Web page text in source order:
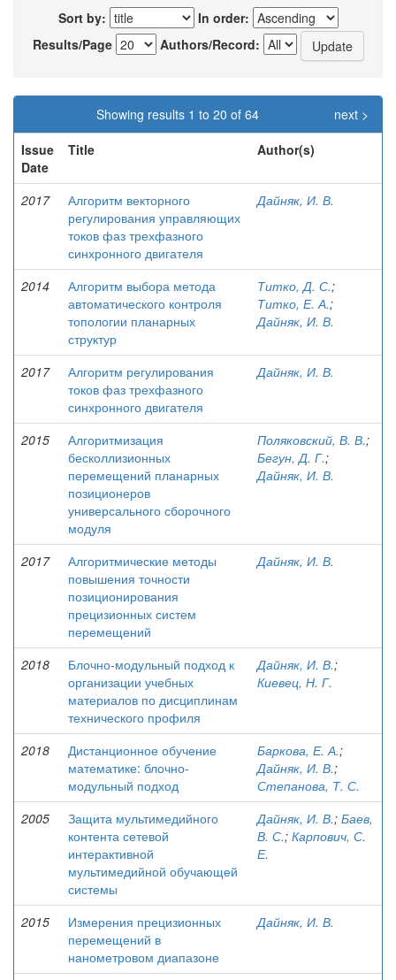
Sort by:
In order:
Results/Page
Authors/Record:
Showing results 1 to 20 of 64
next >
Issue
Date
Title Author(s)
2017
Алгоритм векторного
регулирования управляющих
токов фаз трехфазного
синхронного двигателя
Дайняк, И. В.
2014
Алгоритм выбора метода
автоматического контроля
топологии планарных
структур
Титко, Д. С.;
Титко, Е. А.;
Дайняк, И. В.
2017
Алгоритм регулирования
токов фаз трехфазного
синхронного двигателя
Дайняк, И. В.
2015
Алгоритмизация
бесколлизионных
перемещений планарных
позиционеров
универсального сборочного
модуля
Поляковский, В. В.;
Бегун, Д. Г.;
Дайняк, И. В.
2017
Алгоритмические методы
повышения точности
позиционирования
прецизионных систем
перемещений
Дайняк, И. В.
2018
Блочно-модульный подход к
организации учебных
материалов по дисциплинам
технического профиля
Дайняк, И. В.;
Киевец, Н. Г.
2018
Дистанционное обучение
математике: блочно-
модульный подход
Баркова, Е. А.;
Дайняк, И. В.;
Степанова, Т. С.
2005
Защита мультимедийного
контента сетевой
интерактивной
мультимедийной обучающей
системы
Дайняк, И. В.; Баев,
В. С.; Карпович, С.
Е.
2015
Измерения прецизионных
перемещений в
нанометровом диапазоне
Дайняк, И. В.